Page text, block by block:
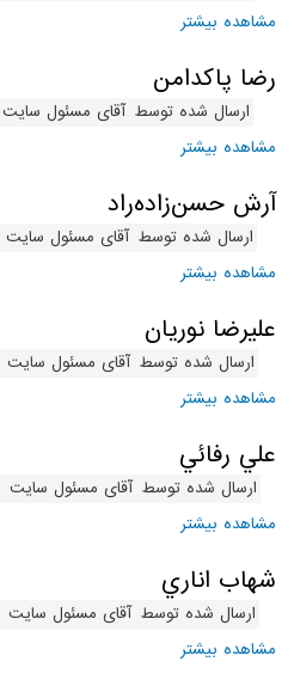
مشاهده بیشتر
رضا پاکدامن
ارسال شده توسط آقای مسئول سایت
مشاهده بیشتر
آرش حسن‌زاده‌راد
ارسال شده توسط آقای مسئول سایت
مشاهده بیشتر
عليرضا نوريان
ارسال شده توسط آقای مسئول سایت
مشاهده بیشتر
علي رفائي
ارسال شده توسط آقای مسئول سایت
مشاهده بیشتر
شهاب اناري
ارسال شده توسط آقای مسئول سایت
مشاهده بیشتر